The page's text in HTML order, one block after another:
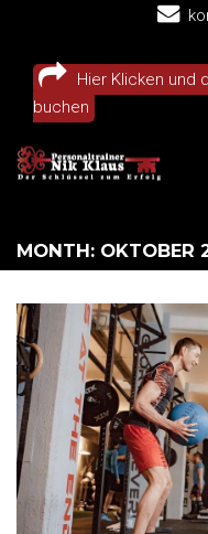
Hier Klicken und
buchen
MONTH: OKTOBER